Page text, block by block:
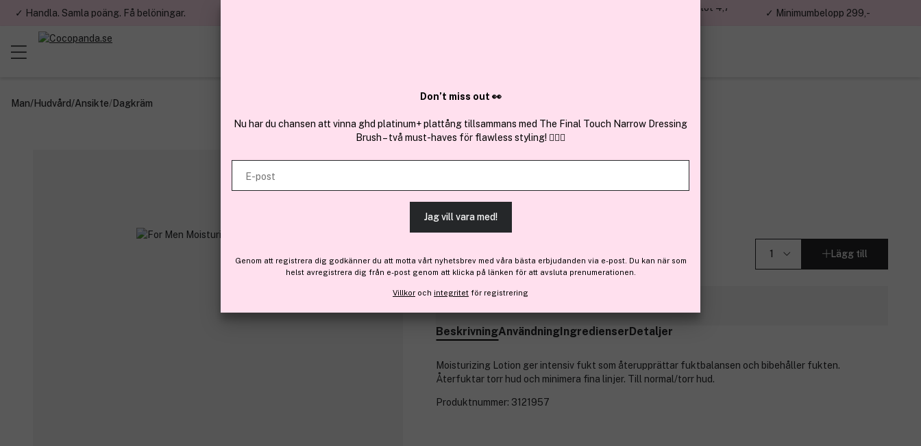
✓ Handla. Samla poäng. Få belöningar.
✓ Över 1,5 miljon kunder – Trustpilot 4,7
✓ Minimumbelopp 299,-
Man/Hudvård/Ansikte/Dagkräm
For Men Moisturizing Lotion 100ml
510 kr Lägg till
BeskrivningAnvändningIngredienserDetaljer
Moisturizing Lotion ger intensiv fukt som återupprättar fuktbalansen och bibehåller fukten.
Återfuktar torr hud och minimera fina linjer. Till normal/torr hud.
Produktnummer: 3121957
Don’t miss out 👀
Nu har du chansen att vinna ghd platinum+ plattång tillsammans med The Final Touch Narrow Dressing
Brush – två must-haves för flawless styling! 💇‍♀️✨
E-post
Jag vill vara med!
Genom att registrera dig godkänner du att motta vårt nyhetsbrev med våra bästa erbjudanden via e-post. Du kan när som
helst avregistrera dig från e-post genom att klicka på länken för att avsluta prenumerationen.
Villkor och integritet för registrering